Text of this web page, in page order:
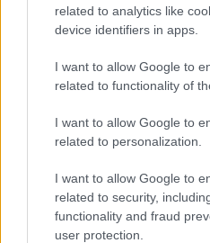
related to analytics like
device identifiers in apps.
I want to allow Google to
related to functionality of
I want to allow Google to
related to personalization.
I want to allow Google to
related to security,
functionality and fraud
user protection.
TRENDING